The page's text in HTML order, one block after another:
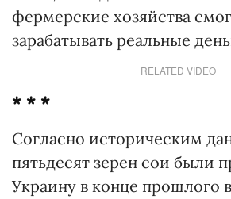
фермерские хозяйства
зарабатывать реальные
RELATED VIDEO
* * *
Согласно историческим
пятьдесят зерен сои были
Украину в конце прошлого